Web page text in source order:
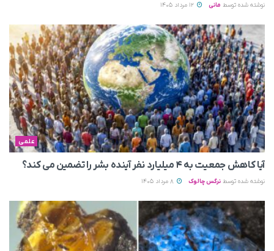
نوشته شده توسط مانی
علمی
آیا کاهش جمعیت به ۴ میلیارد نفر آینده بشر را تضمین می‌ کند؟
نوشته شده توسط نرگس چالوک